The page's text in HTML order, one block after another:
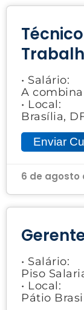
• Salário:
A
• Local:
Brasília,
Enviar
6 de agosto
• Salário:
Piso
• Local:
Pátio